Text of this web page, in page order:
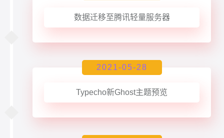
数据迁移至腾讯轻量服务器
2021-05-28
Typecho新Ghost主题预览